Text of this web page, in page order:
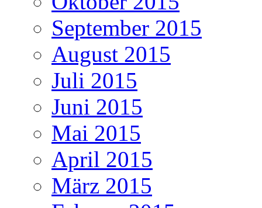
September 2015
August 2015
Juli 2015
Juni 2015
Mai 2015
April 2015
März 2015